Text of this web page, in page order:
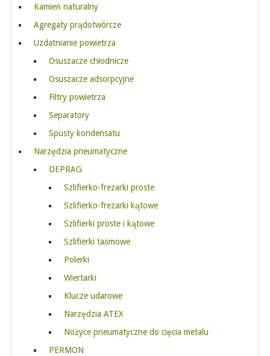
Kamień naturalny
Agregaty prądotwórcze
Uzdatnianie powietrza
Osuszacze chłodnicze
Osuszacze adsorpcyjne
Filtry powietrza
Separatory
Spusty kondensatu
Narzędzia pneumatyczne
DEPRAG
Szlifierko-frezarki proste
Szlifierko-frezarki kątowe
Szlifierki proste i kątowe
Szlifierki taśmowe
Polerki
Wiertarki
Klucze udarowe
Narzędzia ATEX
Nożyce pneumatyczne do cięcia metalu
PERMON